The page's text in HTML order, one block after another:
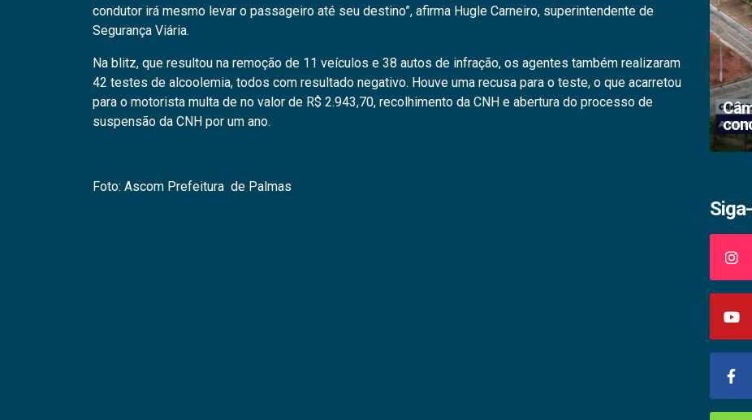
condutor irá mesmo levar o passageiro até seu destino”, afirma Hugle Carneiro, superintendente de
Segurança Viária.
Na blitz, que resultou na remoção de 11 veículos e 38 autos de infração, os agentes também realizaram
42 testes de alcoolemia, todos com resultado negativo. Houve uma recusa para o teste, o que acarretou
para o motorista multa de no valor de R$ 2.943,70, recolhimento da CNH e abertura do processo de
suspensão da CNH por um ano.
Foto: Ascom Prefeitura de Palmas
Academia palmense de letras abre